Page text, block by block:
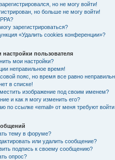
но не могу войти!
но больше не могу войти!
зарегистрироваться?
«Удалить cookies конференции»?
пользователя
мои настройки?
неправильное время!
пояс, но время все равно
в списке!
изображение под своим именем?
и как я могу изменить его?
по ссылке «email» от меня требуют
тему в форуме?
или удалить сообщение?
подпись к своему сообщению?
опрос?